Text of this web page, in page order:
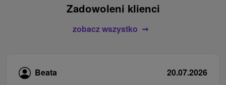
Zadowoleni klienci
zobacz wszystko
Beata 20.07.2026